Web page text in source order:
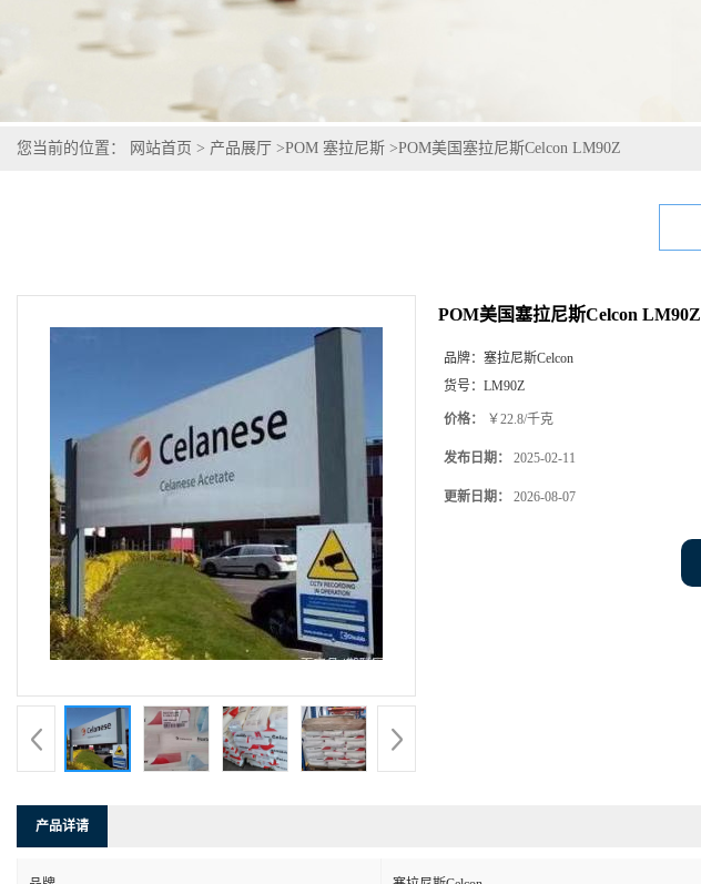
您当前的位置： 网站首页 > 产品展厅 >POM 塞拉尼斯 >POM美国塞拉尼斯Celcon LM90Z
POM美国塞拉尼斯Celcon LM90Z
品牌： 塞拉尼斯Celcon
货号： LM90Z
价格： ￥22.8/千克
发布日期： 2025-02-11
更新日期： 2026-08-07
产品详请